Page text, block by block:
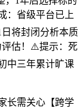
：省级平台已上
将封闭分析本质
评估！⚠️提示：死
中三年累计旷课
长需关心【跨学